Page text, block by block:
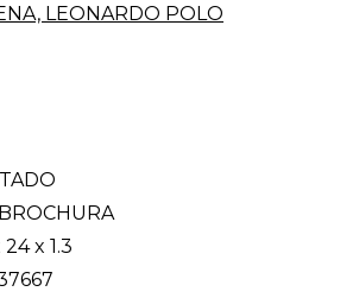
LEONARDO POLO
BROCHURA
24 x 1.3